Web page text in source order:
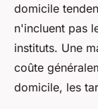
domicile
n'incluent pas
instituts. Une
coûte
domicile, les